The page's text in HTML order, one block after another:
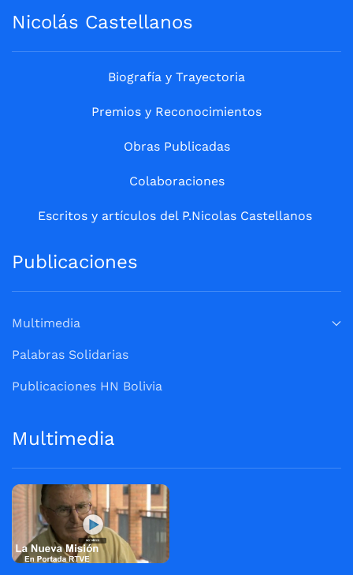
Nicolás Castellanos
Biografía y Trayectoria
Premios y Reconocimientos
Obras Publicadas
Colaboraciones
Escritos y artículos del P.Nicolas Castellanos
Publicaciones
Multimedia
Palabras Solidarias
Publicaciones HN Bolivia
Multimedia